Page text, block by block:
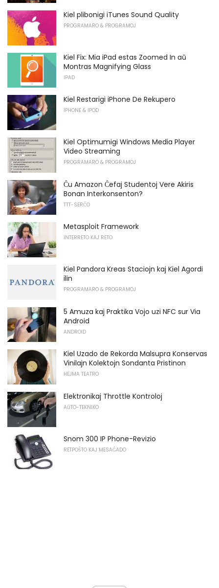
Kiel plibonigi iTunes Sound Quality
PROGRAMARO & PROGRAMOJ
Kiel Fix: Mia iPad estas Zoomed In aŭ
Montras Magnifying Glass
IPAD
Kiel Restarigi iPhone De Rekupero
IPHONE & IPOD
Kiel Optimumigi Windows Media Player
Video Streaming
PROGRAMARO & PROGRAMOJ
Ĉu Amazon Ĉefaj Studentoj Vere Akiris
Bonan Interkonsenton?
TTT-SERĈO
Metasploit Framework
INTERRETO KAJ RETO
Kiel Pandora Kreas Staciojn kaj Kiel Agordi
ilin
PROGRAMARO & PROGRAMOJ
5 Amuza kaj Praktika Vojo uzi NFC sur Via
Android
ANDROID
Kiel Uzado de Rekorda Malsupra Konservas
Vinilajn Kolektojn Sondanta Pristinon
HEJMA TEATRO
Elektronikaj Throttle Kontroloj
AŬTO-TEKNIKO
Snom 300 IP Phone-Revizio
RETPOŜTO KAJ MESAĜADO